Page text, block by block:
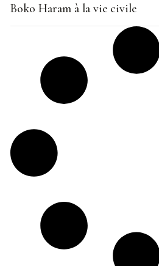
Boko Haram à la vie civile